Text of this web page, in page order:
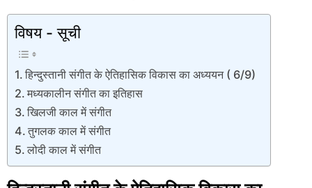
विषय - सूची
हिन्दुस्तानी संगीत के ऐतिहासिक विकास का अध्ययन ( 6/9)
मध्यकालीन संगीत का इतिहास
खिलजी काल में संगीत
तुगलक काल में संगीत
लोदी काल में संगीत